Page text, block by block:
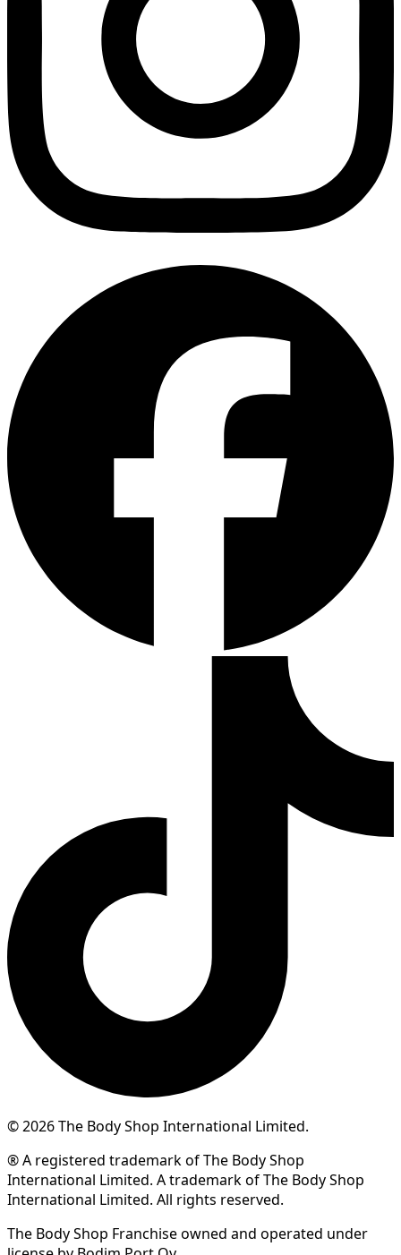
© 2026 The Body Shop International Limited.
® A registered trademark of The Body Shop
International Limited. A trademark of The Body Shop
International Limited. All rights reserved.
The Body Shop Franchise owned and operated under